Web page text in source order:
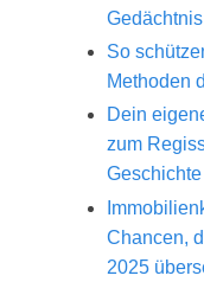
So
Methoden
Dein
zum
Geschichte
Chancen,
2025